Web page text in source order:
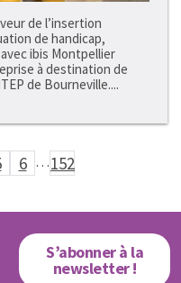
de l’insertion
de handicap,
ibis Montpellier
à destination de
de Bourneville....
6 …152
S’abonner à la
newsletter !